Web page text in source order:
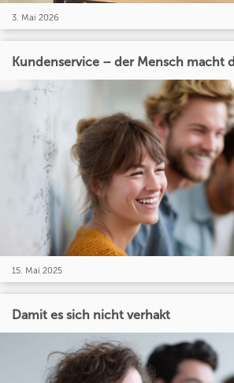
3. Mai 2026
Kundenservice – der Mensch macht
15. Mai 2025
Damit es sich nicht verhakt